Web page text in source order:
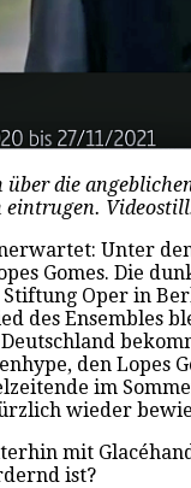
die
Unter
Gomes. Die
Oper in
des Ensembles
den Lopes
im
wieder
mit
ist?